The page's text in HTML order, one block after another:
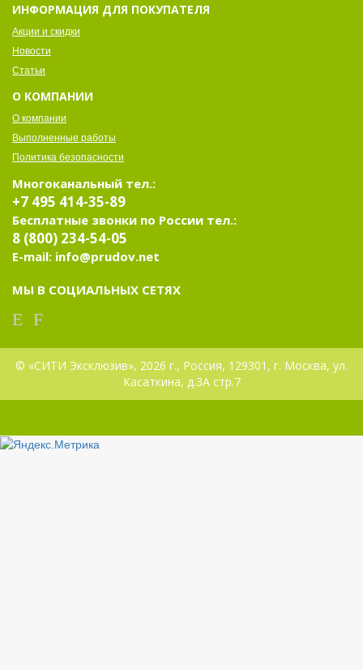
ИНФОРМАЦИЯ ДЛЯ ПОКУПАТЕЛЯ
Акции и скидки
Новости
Статьи
О КОМПАНИИ
О компании
Выполненные работы
Политика безопасности
Многоканальный тел.:
+7 495 414-35-89
Бесплатные звонки по России тел.:
8 (800) 234-54-05
E-mail: info@prudov.net
МЫ В СОЦИАЛЬНЫХ СЕТЯХ
© «СИТИ Эксклюзив», 2026 г., Россия, 129301, г. Москва, ул.
Касаткина, д.3А стр.7